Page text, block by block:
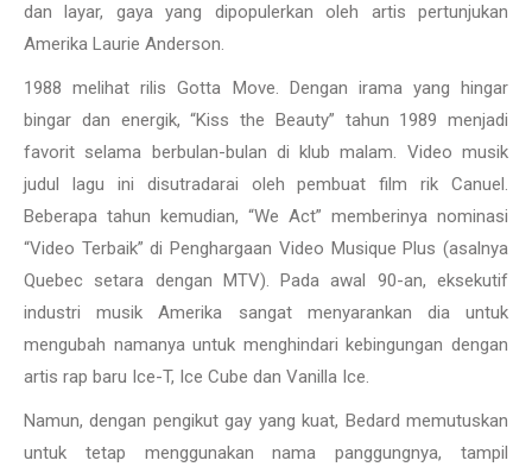
dan layar, gaya yang dipopulerkan oleh artis pertunjukan
Amerika Laurie Anderson.
1988 melihat rilis Gotta Move. Dengan irama yang hingar
bingar dan energik, “Kiss the Beauty” tahun 1989 menjadi
favorit selama berbulan-bulan di klub malam. Video musik
judul lagu ini disutradarai oleh pembuat film rik Canuel.
Beberapa tahun kemudian, “We Act” memberinya nominasi
“Video Terbaik” di Penghargaan Video Musique Plus (asalnya
Quebec setara dengan MTV). Pada awal 90-an, eksekutif
industri musik Amerika sangat menyarankan dia untuk
mengubah namanya untuk menghindari kebingungan dengan
artis rap baru Ice-T, Ice Cube dan Vanilla Ice.
Namun, dengan pengikut gay yang kuat, Bedard memutuskan
untuk tetap menggunakan nama panggungnya, tampil